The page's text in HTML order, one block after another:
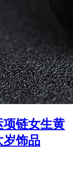
链女生黄
岁饰品